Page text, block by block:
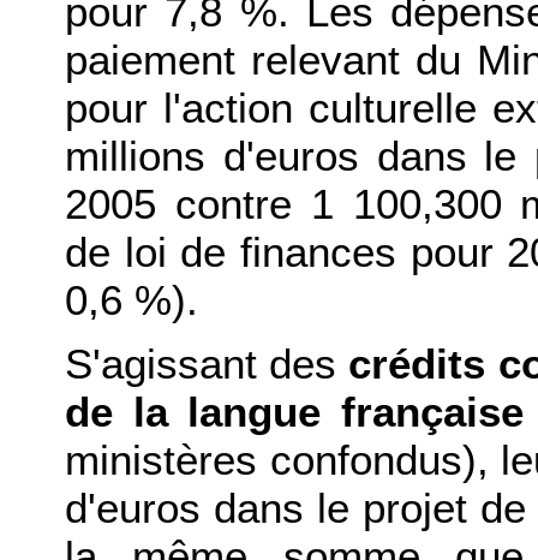
pour 7,8 %. Les
paiement relevant du
pour l'action culturelle
millions d'euros dans
2005 contre 1 100,300
de loi de finances pour
0,6 %).
S'agissant des crédits
de la langue
ministères confondus),
d'euros dans le projet